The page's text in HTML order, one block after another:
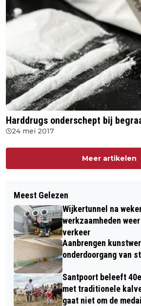
Harddrugs onderschept bij
24 mei 2017
Meer artikelen
Meest Gelezen
Wijkertunnel na
werkzaamheden
verkeer
Aanbrengen
onderdoorgang van
Santpoort beleeft
met traditionele
gaat niet om de